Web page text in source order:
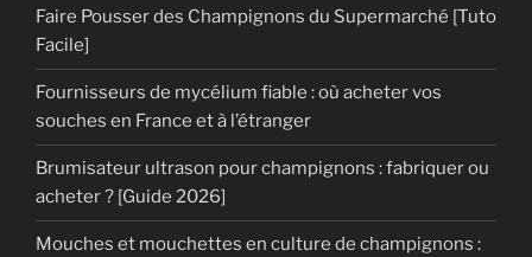
Faire Pousser des Champignons du Supermarché [Tuto
Facile]
Fournisseurs de mycélium fiable : où acheter vos
souches en France et à l’étranger
Brumisateur ultrason pour champignons : fabriquer ou
acheter ? [Guide 2026]
Mouches et mouchettes en culture de champignons :